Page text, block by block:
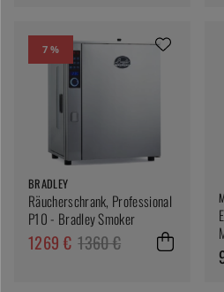
7 %
BRADLEY
Räucherschrank, Professional
P10 - Bradley Smoker
1269 € 1360 €